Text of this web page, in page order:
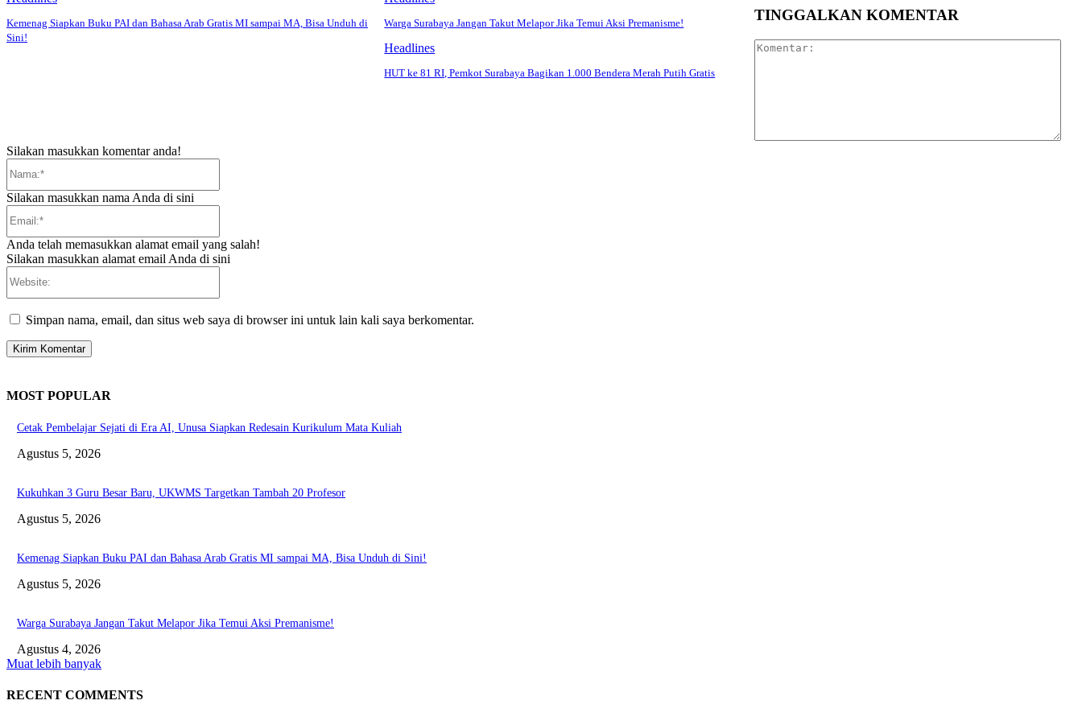
Kemenag Siapkan Buku PAI dan Bahasa Arab Gratis MI sampai MA, Bisa Unduh di
Sini!
Warga Surabaya Jangan Takut Melapor Jika Temui Aksi Premanisme!
Headlines
HUT ke 81 RI, Pemkot Surabaya Bagikan 1.000 Bendera Merah Putih Gratis
TINGGALKAN KOMENTAR
Silakan masukkan komentar anda!
Silakan masukkan nama Anda di sini
Anda telah memasukkan alamat email yang salah!
Silakan masukkan alamat email Anda di sini
Simpan nama, email, dan situs web saya di browser ini untuk lain kali saya berkomentar.
MOST POPULAR
Cetak Pembelajar Sejati di Era AI, Unusa Siapkan Redesain Kurikulum Mata Kuliah
Agustus 5, 2026
Kukuhkan 3 Guru Besar Baru, UKWMS Targetkan Tambah 20 Profesor
Agustus 5, 2026
Kemenag Siapkan Buku PAI dan Bahasa Arab Gratis MI sampai MA, Bisa Unduh di Sini!
Agustus 5, 2026
Warga Surabaya Jangan Takut Melapor Jika Temui Aksi Premanisme!
Agustus 4, 2026
Muat lebih banyak
RECENT COMMENTS